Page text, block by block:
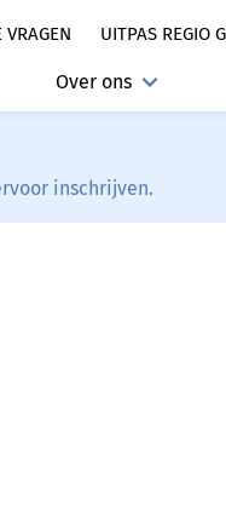
VRAGEN UITPAS REGIO
Over ons
inschrijven.